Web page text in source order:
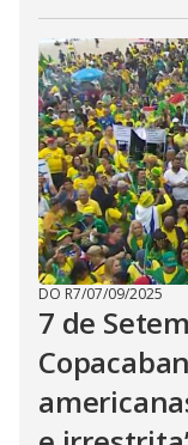
DO R7/07/09/2025
7 de